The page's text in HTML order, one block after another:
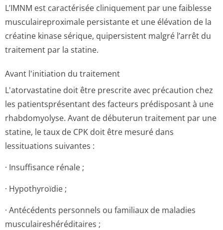
L’IMNM est caractérisée cliniquement par une faiblesse
musculaireproximale persistante et une élévation de la
créatine kinase sérique, quipersistent malgré l’arrêt du
traitement par la statine.
Avant l'initiation du traitement
L'atorvastatine doit être prescrite avec précaution chez
les patientsprésentant des facteurs prédisposant à une
rhabdomyolyse. Avant de débuterun traitement par une
statine, le taux de CPK doit être mesuré dans
lessituations suivantes :
· Insuffisance rénale ;
· Hypothyroïdie ;
· Antécédents personnels ou familiaux de maladies
musculaireshé­réditaires ;